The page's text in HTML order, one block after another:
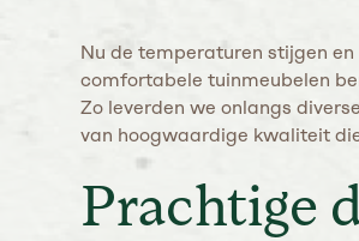
Nu de temperaturen stijgen
comfortabele tuinmeubelen
Zo leverden we onlangs
van hoogwaardige kwaliteit
Prachtige